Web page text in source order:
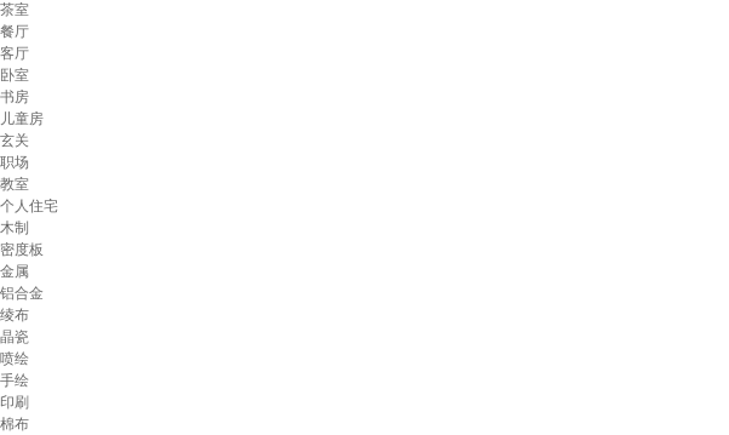
茶室
餐厅
客厅
卧室
书房
儿童房
玄关
职场
教室
个人住宅
木制
密度板
金属
铝合金
绫布
晶瓷
喷绘
手绘
印刷
棉布